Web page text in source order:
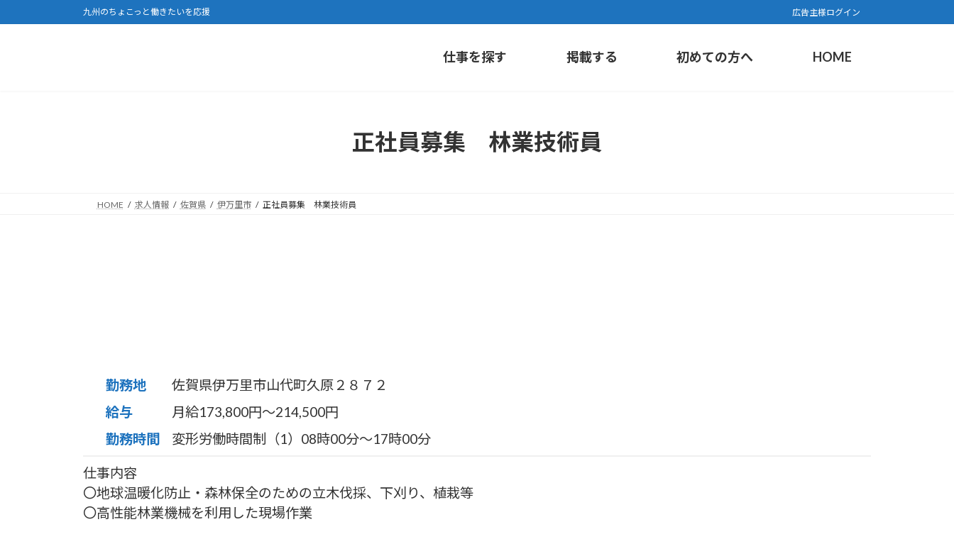
ン
ビ
九州のちょこっと働きたいを応援 広告主様ログイン
仕事を探す 掲載する 初めての方へ HOME
正社員募集 林業技術員
HOME 求人情報 佐賀県 伊万里市 正社員募集 林業技術員
勤務地
佐賀県伊万里市山代町久原２８７２
給与
月給173,800円〜214,500円
勤務時間
変形労働時間制（1）08時00分〜17時00分
仕事内容
〇地球温暖化防止・森林保全のための立木伐採、下刈り、植栽等
〇高性能林業機械を利用した現場作業